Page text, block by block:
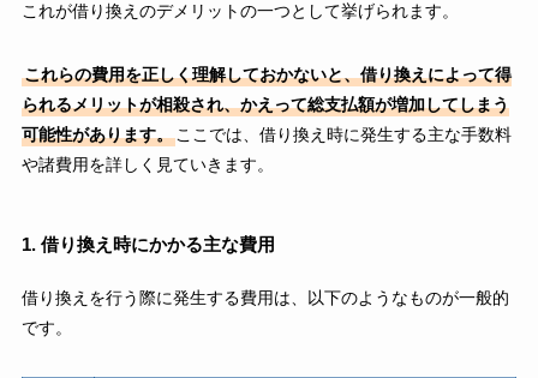
これが借り換えのデメリットの一つとして挙げられます。
これらの費用を正しく理解しておかないと、借り換えによって得
られるメリットが相殺され、かえって総支払額が増加してしまう
可能性があります。ここでは、借り換え時に発生する主な手数料
や諸費用を詳しく見ていきます。
1. 借り換え時にかかる主な費用
借り換えを行う際に発生する費用は、以下のようなものが一般的
です。